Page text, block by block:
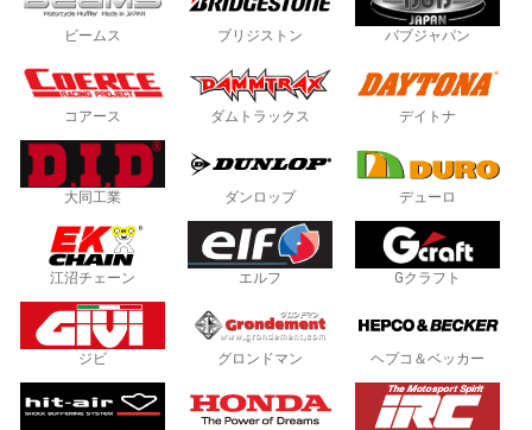
ビームス ブリジストン バブジャパン
コアース ダムトラックス デイトナ
大同工業 ダンロップ デューロ
江沼チェーン エルフ Gクラフト
ジビ グロンドマン ヘプコ＆ベッカー